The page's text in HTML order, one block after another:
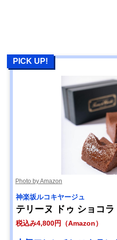
PICK UP!
Photo by Amazon
神楽坂ルコキヤージュ
テリーヌ ドゥ ショコラ
税込み4,800円（Amazon）